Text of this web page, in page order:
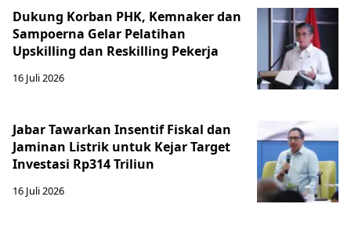
Dukung Korban PHK, Kemnaker dan
Sampoerna Gelar Pelatihan
Upskilling dan Reskilling Pekerja
16 Juli 2026
Jabar Tawarkan Insentif Fiskal dan
Jaminan Listrik untuk Kejar Target
Investasi Rp314 Triliun
16 Juli 2026